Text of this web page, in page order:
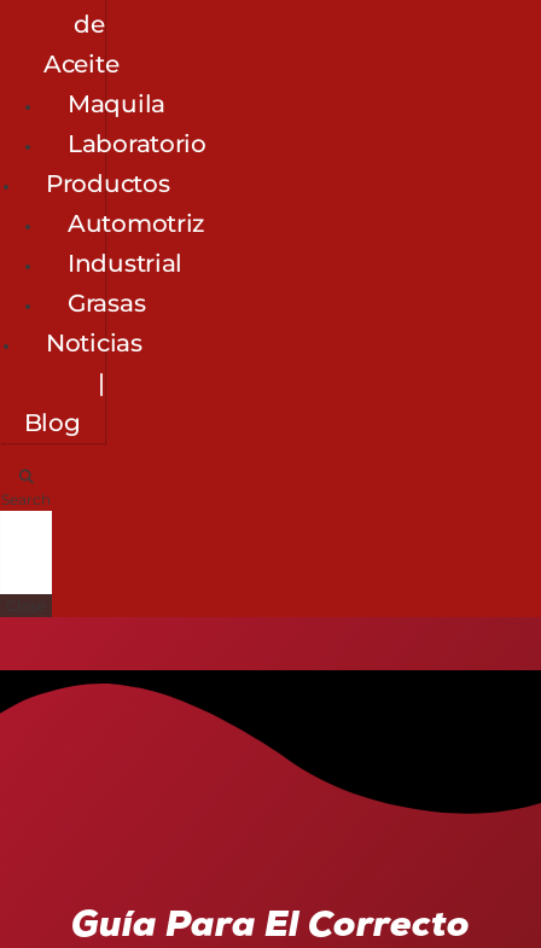
de
Aceite
Maquila
Laboratorio
Productos
Automotriz
Industrial
Grasas
Noticias
|
Blog
Search
Guía Para El Correcto